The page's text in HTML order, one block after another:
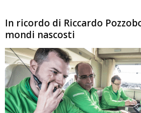
In ricordo di Riccardo
mondi nascosti